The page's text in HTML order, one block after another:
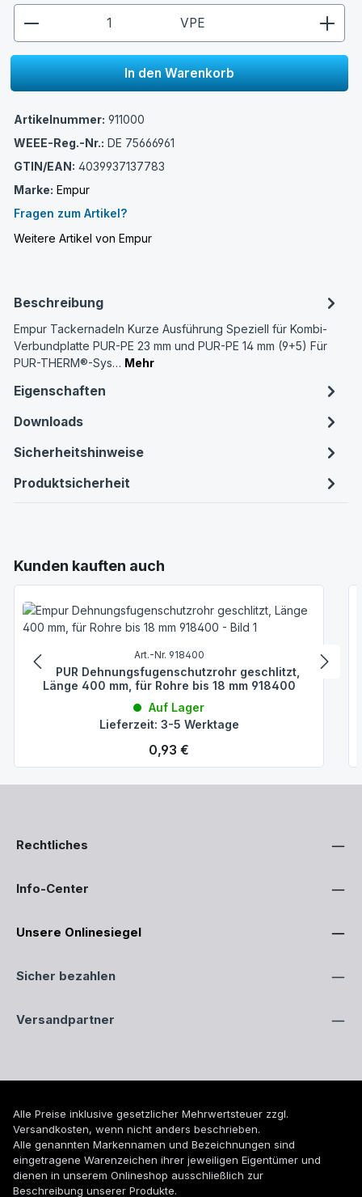
VPE
In den Warenkorb
Artikelnummer: 911000
WEEE-Reg.-Nr.: DE 75666961
GTIN/EAN: 4039937137783
Marke: Empur
Fragen zum Artikel?
Weitere Artikel von Empur
Beschreibung
Empur Tackernadeln Kurze Ausführung Speziell für Kombi-
Verbundplatte PUR-PE 23 mm und PUR-PE 14 mm (9+5) Für
PUR-THERM®-Sys… Mehr
Eigenschaften
Downloads
Sicherheitshinweise
Produktsicherheit
Produktgalerie überspringen
Kunden kauften auch
Art.-Nr. 918400
EMPUR Dehnungsfugenschutzrohr geschlitzt,
Länge 400 mm, für Rohre bis 18 mm 918400
Auf Lager
Lieferzeit: 3-5 Werktage
Regulärer Preis:
0,93 €
Rechtliches
Info-Center
Unsere Onlinesiegel
Sicher bezahlen
Versandpartner
Alle Preise inklusive gesetzlicher Mehrwertsteuer zzgl.
Versandkosten, wenn nicht anders beschrieben.
Alle genannten Markennamen und Bezeichnungen sind
eingetragene Warenzeichen ihrer jeweiligen Eigentümer und
dienen in unserem Onlineshop ausschließlich zur
Beschreibung unserer Produkte.